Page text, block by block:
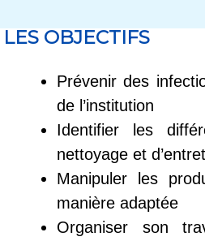
LES OBJECTIFS
Prévenir des
de l’institution
Identifier les
nettoyage et
Manipuler les
manière adaptée
Organiser son